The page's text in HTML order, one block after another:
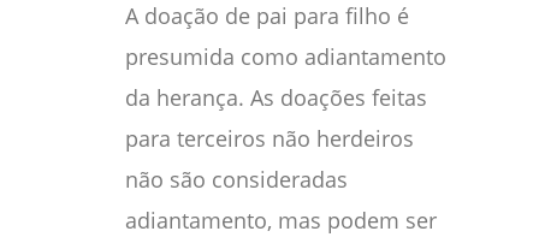
A doação de pai para filho é
presumida como adiantamento
da herança. As doações feitas
para terceiros não herdeiros
não são consideradas
adiantamento, mas podem ser